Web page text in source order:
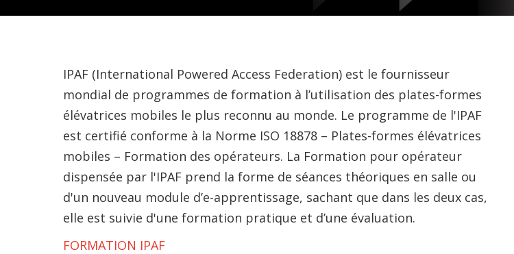
IPAF (International Powered Access Federation) est le fournisseur
mondial de programmes de formation à l’utilisation des plates-formes
élévatrices mobiles le plus reconnu au monde. Le programme de l'IPAF
est certifié conforme à la Norme ISO 18878 – Plates-formes élévatrices
mobiles – Formation des opérateurs. La Formation pour opérateur
dispensée par l'IPAF prend la forme de séances théoriques en salle ou
d'un nouveau module d’e-apprentissage, sachant que dans les deux cas,
elle est suivie d'une formation pratique et d’une évaluation.
FORMATION IPAF